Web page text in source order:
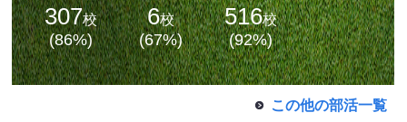
307校
(86%)
6校
(67%)
516校
(92%)
この他の部活一覧